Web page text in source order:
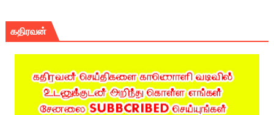
கதிரவன்